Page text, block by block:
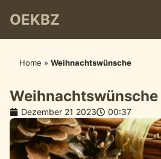
OEKBZ
Home » Weihnachtswünsche
Weihnachtswünsche
Dezember 21 2023 00:37